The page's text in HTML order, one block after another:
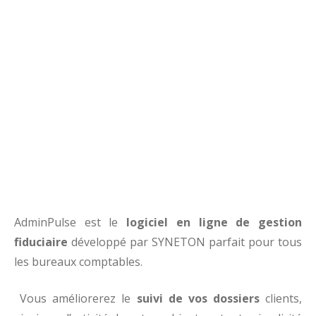
AdminPulse est le logiciel en ligne de gestion
fiduciaire développé par SYNETON parfait pour tous
les bureaux comptables.
Vous améliorerez le suivi de vos dossiersclients,